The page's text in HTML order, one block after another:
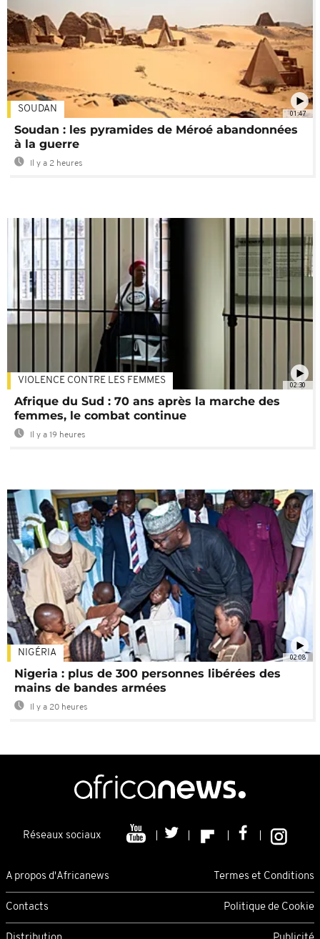
01:47
SOUDAN
Soudan : les pyramides de Méroé abandonnées
à la guerre
Il y a 2 heures
02:30
VIOLENCE CONTRE LES FEMMES
Afrique du Sud : 70 ans après la marche des
femmes, le combat continue
Il y a 19 heures
02:08
NIGÉRIA
Nigeria : plus de 300 personnes libérées des
mains de bandes armées
Il y a 20 heures
Réseaux sociaux
A propos d'Africanews Termes et Conditions
Contacts Politique de Cookie